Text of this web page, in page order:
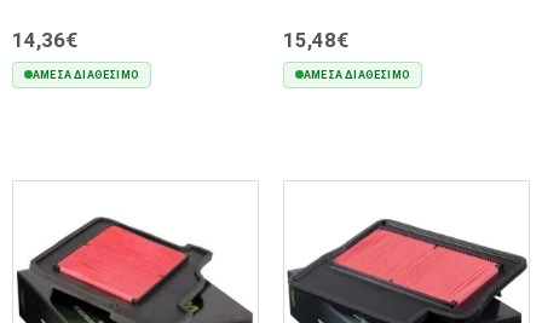
14,36€
ΆΜΕΣΑ ΔΙΑΘΈΣΙΜΟ
15,48€
ΆΜΕΣΑ ΔΙΑΘΈΣΙΜΟ